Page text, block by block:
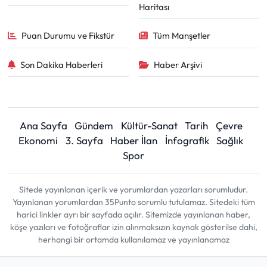
Haritası
Puan Durumu ve Fikstür Tüm Manşetler
Son Dakika Haberleri Haber Arşivi
Ana Sayfa Gündem Kültür-Sanat Tarih
Çevre
Ekonomi
3. Sayfa Haber İlan İnfografik Sağlık
Spor
Sitede yayınlanan içerik ve yorumlardan yazarları sorumludur.
Yayınlanan yorumlardan 35Punto sorumlu tutulamaz. Sitedeki tüm
harici linkler ayrı bir sayfada açılır. Sitemizde yayınlanan haber,
köşe yazıları ve fotoğraflar izin alınmaksızın kaynak gösterilse dahi,
herhangi bir ortamda kullanılamaz ve yayınlanamaz